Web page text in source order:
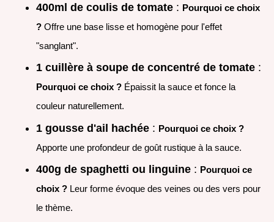
400ml de coulis de tomate : Pourquoi ce choix
? Offre une base lisse et homogène pour l'effet
"sanglant".
1 cuillère à soupe de concentré de tomate :
Pourquoi ce choix ? Épaissit la sauce et fonce la
couleur naturellement.
1 gousse d'ail hachée : Pourquoi ce choix ?
Apporte une profondeur de goût rustique à la sauce.
400g de spaghetti ou linguine : Pourquoi ce
choix ? Leur forme évoque des veines ou des vers pour
le thème.